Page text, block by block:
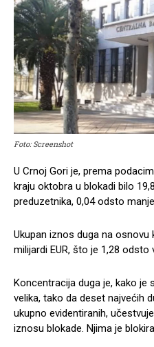
Foto: Screenshot
U Crnoj Gori je, prema
kraju oktobra u blokadi bilo
preduzetnika, 0,04 odsto
Ukupan iznos duga na osnovu
milijardi EUR, što je 1,28
Koncentracija duga je, kako je
velika, tako da deset najvećih
ukupno evidentiranih,
iznosu blokade. Njima je